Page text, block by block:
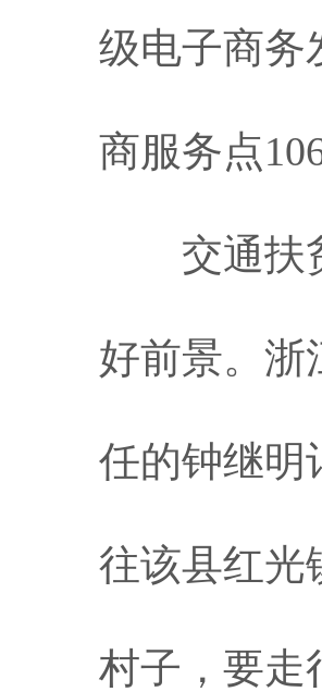
级电子商务
商服务点
交通扶贫
好前景。浙
任的钟继明
往该县红光
村子，要走